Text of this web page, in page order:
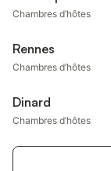
Chambres d’hôtes
Rennes
Chambres d’hôtes
Dinard
Chambres d’hôtes